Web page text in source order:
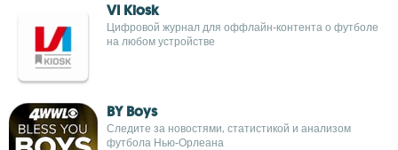
VI Kiosk
Цифровой журнал для оффлайн-контента о футболе
на любом устройстве
BY Boys
Следите за новостями, статистикой и анализом
футбола Нью-Орлеана